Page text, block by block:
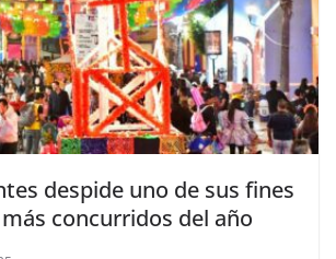
despide uno de sus fines
concurridos del año